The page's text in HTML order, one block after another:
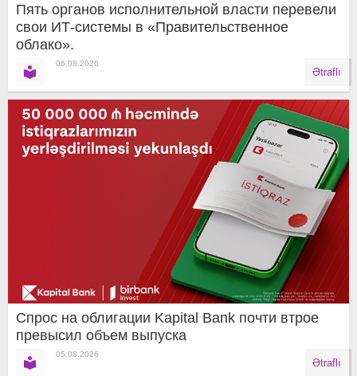
Пять органов исполнительной власти перевели
свои ИТ-системы в «Правительственное
облако».
06.08.2026
Ətraflı
Спрос на облигации Kapital Bank почти втрое
превысил объем выпуска
05.08.2026
Ətraflı